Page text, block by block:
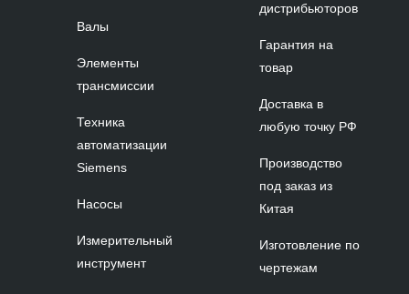
Валы
Элементы
трансмиссии
Техника
автоматизации
Siemens
Насосы
Измерительный
инструмент
дистрибьюторов
Гарантия на
товар
Доставка в
любую точку РФ
Производство
под заказ из
Китая
Изготовление по
чертежам